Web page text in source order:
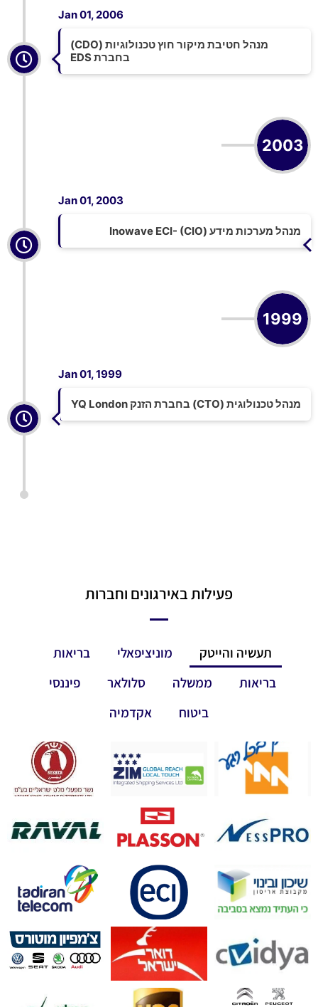
Jan 01, 2006
מנהל חטיבת מיקור חוץ טכנולוגיות (CDO)
בחברת EDS
2003
Jan 01, 2003
מנהל מערכות מידע (Inowave ECI- (CIO
1999
Jan 01, 1999
מנהל טכנולוגית (CTO) בחברת הזנק YQ London
פעילות באירגונים וחברות
תעשיה והייטק מוניציפאלי
בריאות
בריאות
ממשלה סלולאר
פיננסי
ביטוח
אקדמיה